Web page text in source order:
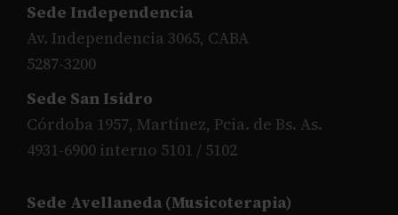
Sede Independencia
Av. Independencia 3065, CABA
5287-3200
Sede San Isidro
Córdoba 1957, Martínez, Pcia. de Bs. As.
4931-6900 interno 5101 / 5102
Sede Avellaneda (Musicoterapia)